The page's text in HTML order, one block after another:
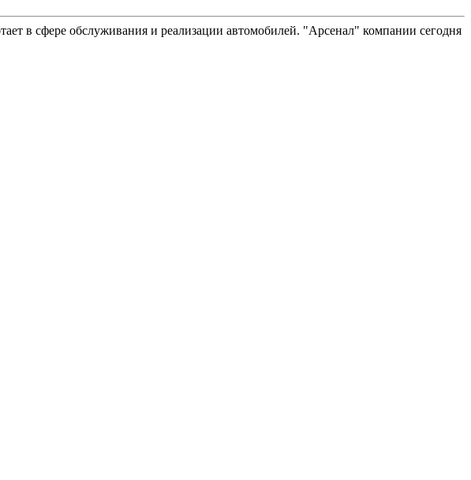
в сфере обслуживания и реализации автомобилей. "Арсенал" компании сегодня